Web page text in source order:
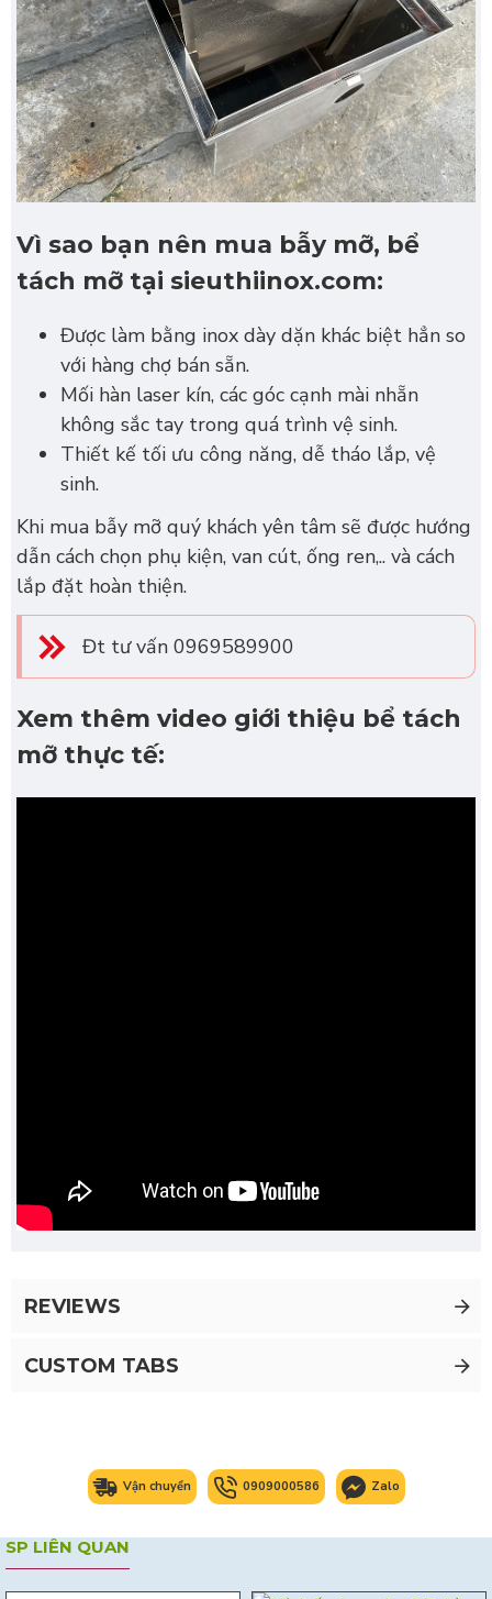
Vì sao bạn nên mua bẫy mỡ, bể
tách mỡ tại sieuthiinox.com:
Được làm bằng inox dày dặn khác biệt hẳn so
với hàng chợ bán sẵn.
Mối hàn laser kín, các góc cạnh mài nhẵn
không sắc tay trong quá trình vệ sinh.
Thiết kế tối ưu công năng, dễ tháo lắp, vệ
sinh.
Khi mua bẫy mỡ quý khách yên tâm sẽ được hướng
dẫn cách chọn phụ kiện, van cút, ống ren,.. và cách
lắp đặt hoàn thiện.
Đt tư vấn 0969589900
Xem thêm video giới thiệu bể tách
mỡ thực tế:
REVIEWS
CUSTOM TABS
Vận chuyển 0909000586 Zalo
SP LIÊN QUAN